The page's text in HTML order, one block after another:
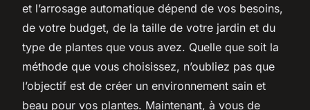
et l’arrosage automatique dépend de vos besoins,
de votre budget, de la taille de votre jardin et du
type de plantes que vous avez. Quelle que soit la
méthode que vous choisissez, n’oubliez pas que
l’objectif est de créer un environnement sain et
beau pour vos plantes. Maintenant, à vous de